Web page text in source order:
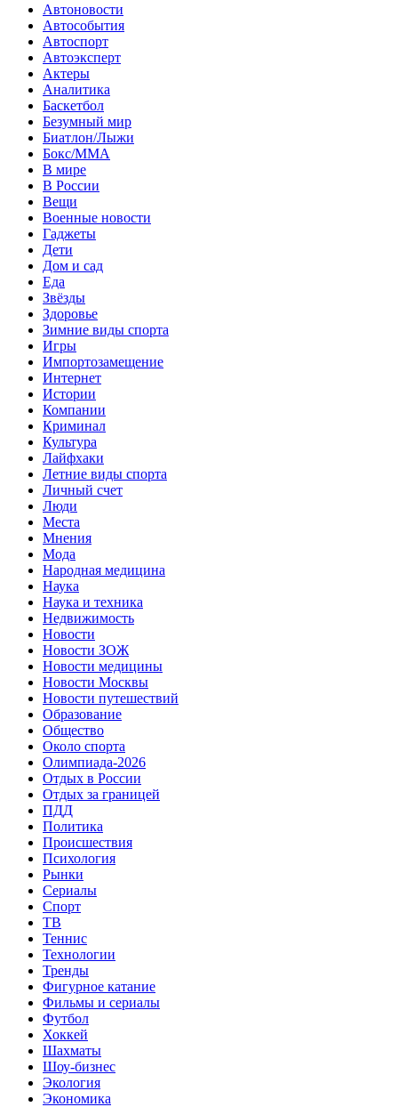
Автоновости
Автособытия
Автоспорт
Автоэксперт
Актеры
Аналитика
Баскетбол
Безумный мир
Биатлон/Лыжи
Бокс/MMA
В мире
В России
Вещи
Военные новости
Гаджеты
Дети
Дом и сад
Еда
Звёзды
Здоровье
Зимние виды спорта
Игры
Импортозамещение
Интернет
Истории
Компании
Криминал
Культура
Лайфхаки
Летние виды спорта
Личный счет
Люди
Места
Мнения
Мода
Народная медицина
Наука
Наука и техника
Недвижимость
Новости
Новости ЗОЖ
Новости медицины
Новости Москвы
Новости путешествий
Образование
Общество
Около спорта
Олимпиада-2026
Отдых в России
Отдых за границей
ПДД
Политика
Происшествия
Психология
Рынки
Сериалы
Спорт
ТВ
Теннис
Технологии
Тренды
Фигурное катание
Фильмы и сериалы
Футбол
Хоккей
Шахматы
Шоу-бизнес
Экология
Экономика